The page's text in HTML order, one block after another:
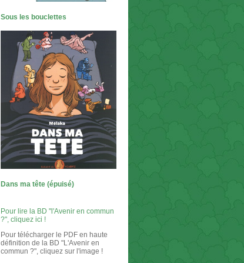
Sous les bouclettes
Dans ma tête (épuisé)
Pour lire la BD "l'Avenir en commun
?", cliquez ici !
Pour télécharger le PDF en haute
définition de la BD "L'Avenir en
commun ?", cliquez sur l'image !